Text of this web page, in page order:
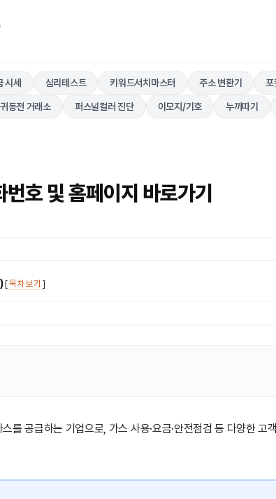
시세 심리테스트 키워드서치마스터 주소 변환기 포
동전 거래소 퍼스널컬러 진단 이모지/기호 누끼따기
호 및 홈페이지 바로가기
[목차 보기 ]
를 공급하는 기업으로, 가스 사용·요금·안전점검 등 다양한 고